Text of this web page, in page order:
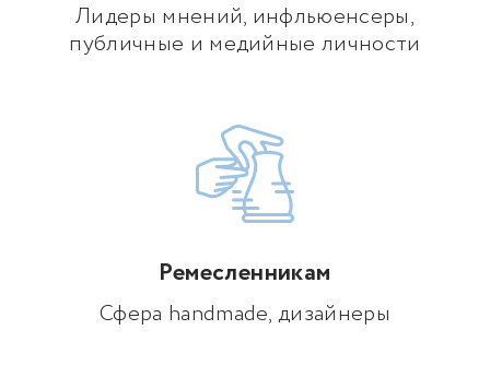
Лидеры мнений, инфльюенсеры,
публичные и медийные личности
Ремесленникам
Сфера handmade, дизайнеры